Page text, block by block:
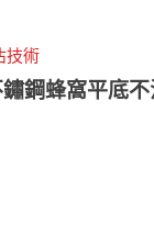
技術
鋼蜂窩平底